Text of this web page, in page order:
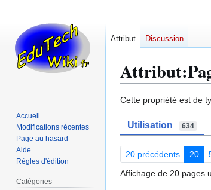
Aller
navigation
Aller
recherche
Cette propriété est de
Utilisation 634
20 précédents 20
Affichage de 20 pages
Attribut Discussion
Accueil
Modifications récentes
Page au hasard
Aide
Règles d'édition
Catégories